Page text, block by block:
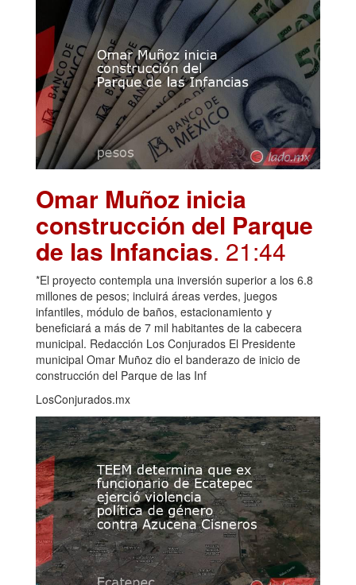
Omar Muñoz inicia
construcción del Parque
de las Infancias. 21:44
*El proyecto contempla una inversión superior a los 6.8
millones de pesos; incluirá áreas verdes, juegos
infantiles, módulo de baños, estacionamiento y
beneficiará a más de 7 mil habitantes de la cabecera
municipal. Redacción Los Conjurados El Presidente
municipal Omar Muñoz dio el banderazo de inicio de
construcción del Parque de las Inf
LosConjurados.mx